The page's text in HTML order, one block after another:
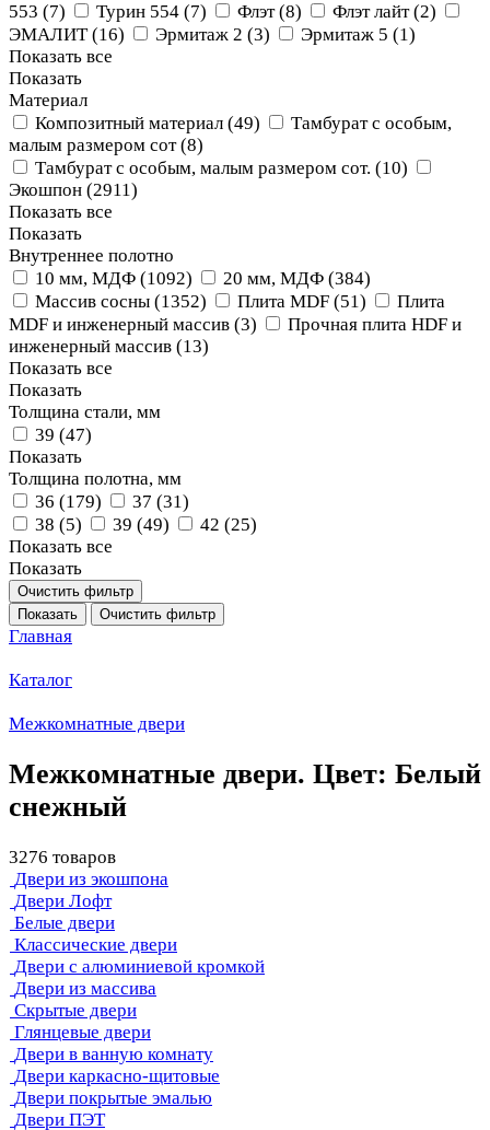
553 (7) Турин 554 (7) Флэт (8) Флэт лайт (2)
ЭМАЛИТ (16) Эрмитаж 2 (3) Эрмитаж 5 (1)
Показать все
Показать
Материал
Композитный материал (49)
Тамбурат с особым,
малым размером сот (8)
Тамбурат с особым, малым размером сот. (10)
Экошпон (2911)
Показать все
Показать
Внутреннее полотно
10 мм, МДФ (1092) 20 мм, МДФ (384)
Массив сосны (1352) Плита MDF (51)
Плита
MDF и инженерный массив (3)
Прочная плита HDF и
инженерный массив (13)
Показать все
Показать
Толщина стали, мм
39 (47)
Показать
Толщина полотна, мм
36 (179) 37 (31)
38 (5) 39 (49) 42 (25)
Показать все
Показать
Очистить фильтр
Показать
Очистить фильтр
Главная
Каталог
Межкомнатные двери
Межкомнатные двери. Цвет: Белый
снежный
3276 товаров
Двери из экошпона
Двери Лофт
Белые двери
Классические двери
Двери с алюминиевой кромкой
Двери из массива
Скрытые двери
Глянцевые двери
Двери в ванную комнату
Двери каркасно-щитовые
Двери покрытые эмалью
Двери ПЭТ